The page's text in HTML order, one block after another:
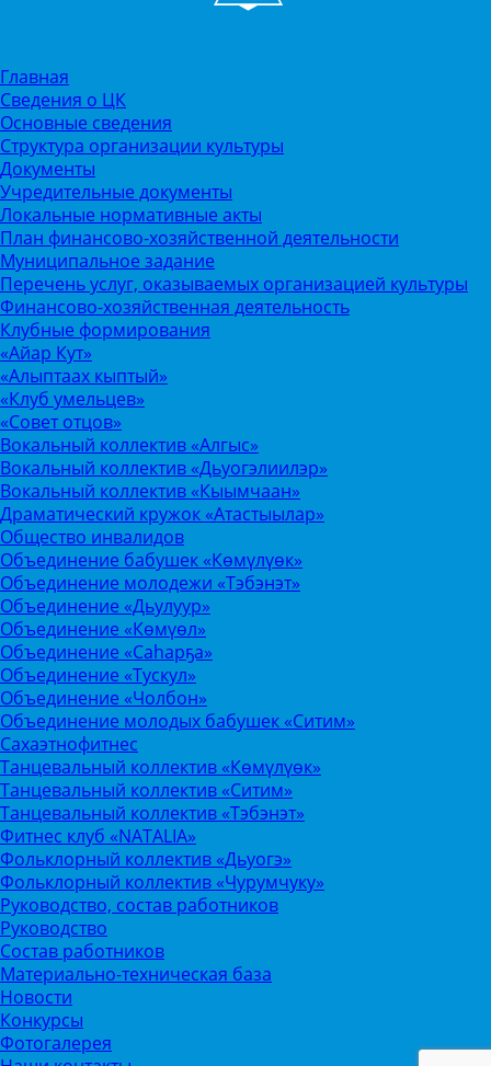
Главная
Сведения о ЦК
Основные сведения
Структура организации культуры
Документы
Учредительные документы
Локальные нормативные акты
План финансово-хозяйственной деятельности
Муниципальное задание
Перечень услуг, оказываемых организацией культуры
Финансово-хозяйственная деятельность
Клубные формирования
«Айар Кут»
«Алыптаах кыптый»
«Клуб умельцев»
«Совет отцов»
Вокальный коллектив «Алгыс»
Вокальный коллектив «Дьуогэлиилэр»
Вокальный коллектив «Кыымчаан»
Драматический кружок «Атастыылар»
Общество инвалидов
Объединение бабушек «Көмүлүөк»
Объединение молодежи «Тэбэнэт»
Объединение «Дьулуур»
Объединение «Көмүөл»
Объединение «Саhарҕа»
Объединение «Тускул»
Объединение «Чолбон»
Объединение молодых бабушек «Ситим»
Сахаэтнофитнес
Танцевальный коллектив «Көмүлүөк»
Танцевальный коллектив «Ситим»
Танцевальный коллектив «Тэбэнэт»
Фитнес клуб «NATALIA»
Фольклорный коллектив «Дьуогэ»
Фольклорный коллектив «Чурумчуку»
Руководство, состав работников
Руководство
Состав работников
Материально-техническая база
Новости
Конкурсы
Фотогалерея